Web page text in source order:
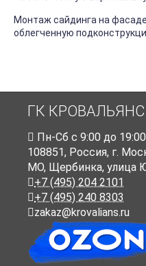
Монтаж сайдинга на
облегченную
ГК КРОВАЛЬЯНС
Пн-Cб с 9:00 до 19:00
108851, Россия, г.
МО, Щербинка, улица
+7 (495) 204 2101
+7 (495) 240 8303
zakaz@krovalians.ru